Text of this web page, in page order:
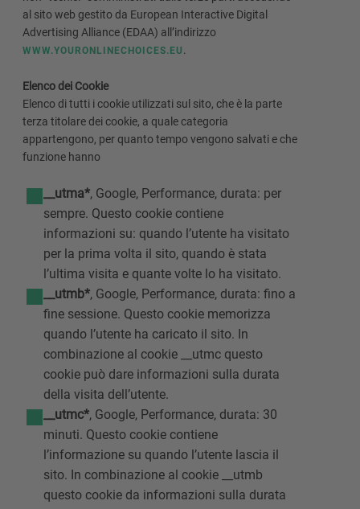
al sito web gestito da European Interactive Digital
Advertising Alliance (EDAA) all’indirizzo
WWW.YOURONLINECHOICES.EU .
Elenco dei Cookie
Elenco di tutti i cookie utilizzati sul sito, che è la parte
terza titolare dei cookie, a quale categoria
appartengono, per quanto tempo vengono salvati e che
funzione hanno
__utma*, Google, Performance, durata: per
sempre. Questo cookie contiene
informazioni su: quando l’utente ha visitato
per la prima volta il sito, quando è stata
l’ultima visita e quante volte lo ha visitato.
__utmb*, Google, Performance, durata: fino a
fine sessione. Questo cookie memorizza
quando l’utente ha caricato il sito. In
combinazione al cookie __utmc questo
cookie può dare informazioni sulla durata
della visita dell’utente.
__utmc*, Google, Performance, durata: 30
minuti. Questo cookie contiene
l’informazione su quando l’utente lascia il
sito. In combinazione al cookie __utmb
questo cookie da informazioni sulla durata